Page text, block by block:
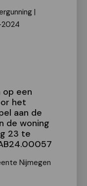
|
op een
het
aan de
de woning
23 te
Nijmegen